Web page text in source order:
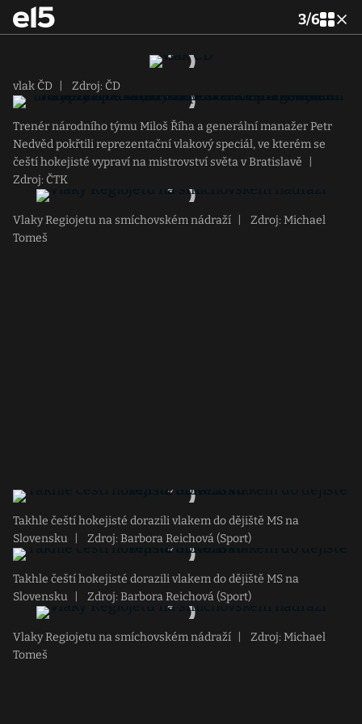
3/6
vlak ČD Zdroj: ČD
Trenér národního týmu Miloš Říha a generální manažer Petr
Nedvěd pokřtili reprezentační vlakový speciál, ve kterém se
čeští hokejisté vypraví na mistrovství světa v Bratislavě
Zdroj: ČTK
Vlaky Regiojetu na smíchovském nádraží
Zdroj: Michael
Tomeš
Takhle čeští hokejisté dorazili vlakem do dějiště MS na
Slovensku
Zdroj: Barbora Reichová (Sport)
Takhle čeští hokejisté dorazili vlakem do dějiště MS na
Slovensku
Zdroj: Barbora Reichová (Sport)
Vlaky Regiojetu na smíchovském nádraží
Zdroj: Michael
Tomeš